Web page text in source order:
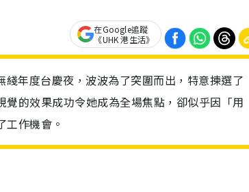
在Google追蹤
《UHK 港生活》
年度台慶夜，波波為了突圍而出，特意揀選了
的效果成功令她成為全場焦點，卻似乎因「用
作機會。